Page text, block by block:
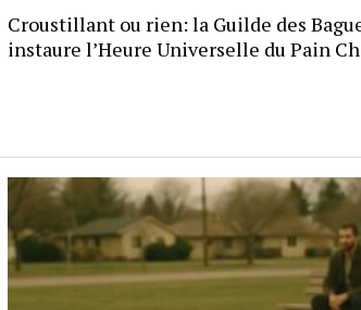
Croustillant ou rien: la Guilde des
instaure l’Heure Universelle du Pain